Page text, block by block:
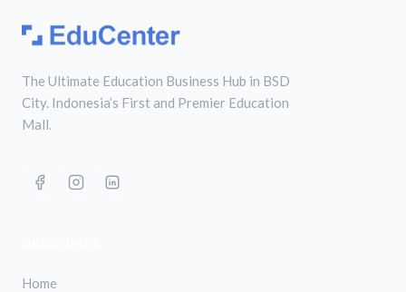
The Ultimate Education Business Hub in BSD
City. Indonesia’s First and Premier Education
Mall.
Home